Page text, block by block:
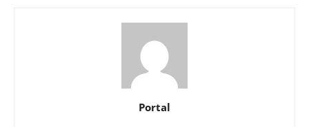
Portal